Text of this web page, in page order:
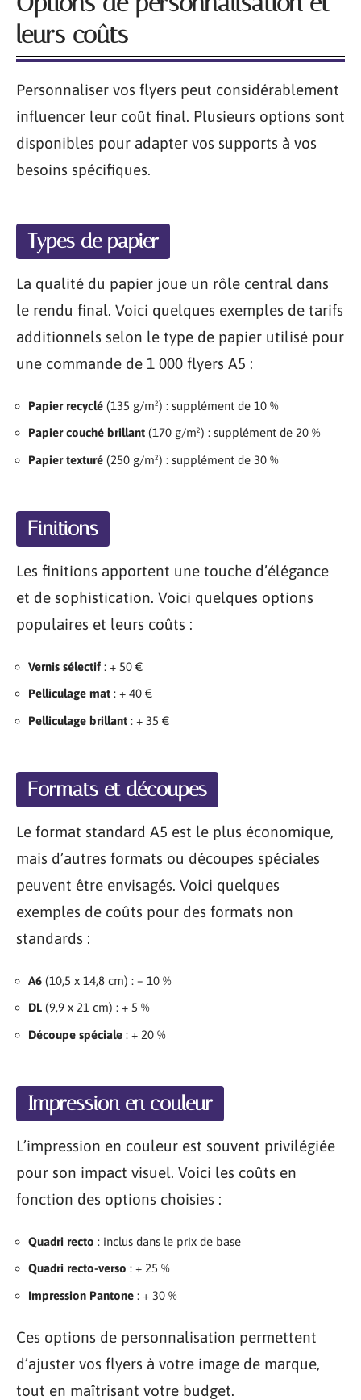
leurs coûts
Personnaliser vos flyers peut considérablement
influencer leur coût final. Plusieurs options sont
disponibles pour adapter vos supports à vos
besoins spécifiques.
Types de papier
La qualité du papier joue un rôle central dans
le rendu final. Voici quelques exemples de tarifs
additionnels selon le type de papier utilisé pour
une commande de 1 000 flyers A5 :
Papier recyclé (135 g/m²) : supplément de 10 %
Papier couché brillant (170 g/m²) : supplément de 20 %
Papier texturé (250 g/m²) : supplément de 30 %
Finitions
Les finitions apportent une touche d’élégance
et de sophistication. Voici quelques options
populaires et leurs coûts :
Vernis sélectif : + 50 €
Pelliculage mat : + 40 €
Pelliculage brillant : + 35 €
Formats et découpes
Le format standard A5 est le plus économique,
mais d’autres formats ou découpes spéciales
peuvent être envisagés. Voici quelques
exemples de coûts pour des formats non
standards :
A6 (10,5 x 14,8 cm) : – 10 %
DL (9,9 x 21 cm) : + 5 %
Découpe spéciale : + 20 %
Impression en couleur
L’impression en couleur est souvent privilégiée
pour son impact visuel. Voici les coûts en
fonction des options choisies :
Quadri recto : inclus dans le prix de base
Quadri recto-verso : + 25 %
Impression Pantone : + 30 %
Ces options de personnalisation permettent
d’ajuster vos flyers à votre image de marque,
tout en maîtrisant votre budget.